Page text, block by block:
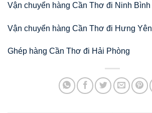
Vận chuyển hàng Cần Thơ đi Ninh Bình
Vận chuyển hàng Cần Thơ đi Hưng Yên
Ghép hàng Cần Thơ đi Hải Phòng